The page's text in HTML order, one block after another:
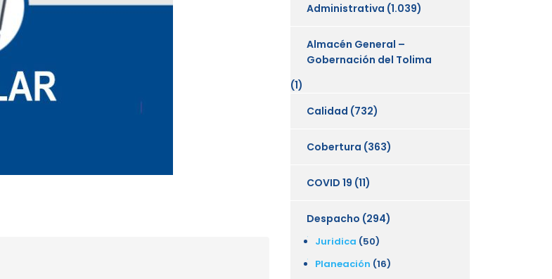
Administrativa (1.039)
Almacén General –
Gobernación del Tolima
(1)
Calidad (732)
Cobertura (363)
COVID 19 (11)
Despacho (294)
Juridica (50)
Planeación (16)